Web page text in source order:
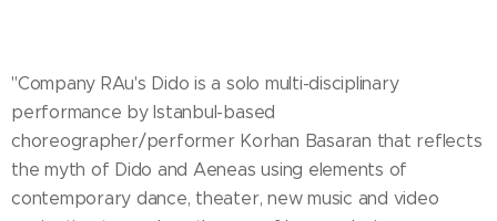
"Company RAu's Dido is a solo multi-disciplinary
performance by Istanbul-based
choreographer/performer Korhan Basaran that reflects
the myth of Dido and Aeneas using elements of
contemporary dance, theater, new music and video